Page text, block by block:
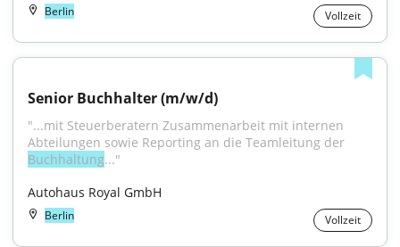
Berlin Vollzeit
Senior Buchhalter (m/w/d)
"...mit Steuerberatern Zusammenarbeit mit internen
Buchhaltung..."
Autohaus Royal GmbH
Berlin Vollzeit